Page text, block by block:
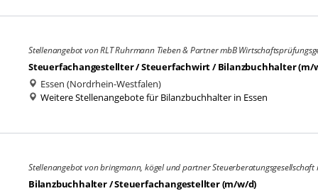
Stellenangebot von RLT Ruhrmann Tieben & Partner mbB
Steuerfachangestellter / Steuerfachwirt / Bilanzbuchhalter (m/
Essen (Nordrhein-Westfalen)
Weitere Stellenangebote für Bilanzbuchhalter in Essen
Stellenangebot von bringmann, kögel und partner Steuerberatungsgesellschaft
Bilanzbuchhalter / Steuerfachangestellter (m/w/d)